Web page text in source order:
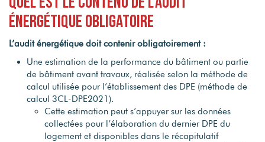
énergétique obligatoire
L’audit énergétique doit contenir obligatoirement :
Une estimation de la performance du bâtiment ou partie
de bâtiment avant travaux, réalisée selon la méthode de
calcul utilisée pour l’établissement des DPE (méthode de
calcul 3CL-DPE2021).
Cette estimation peut s’appuyer sur les données
collectées pour l’élaboration du dernier DPE du
logement et disponibles dans le récapitulatif